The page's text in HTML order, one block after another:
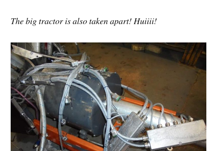
The big tractor is also taken apart! Huiiii!